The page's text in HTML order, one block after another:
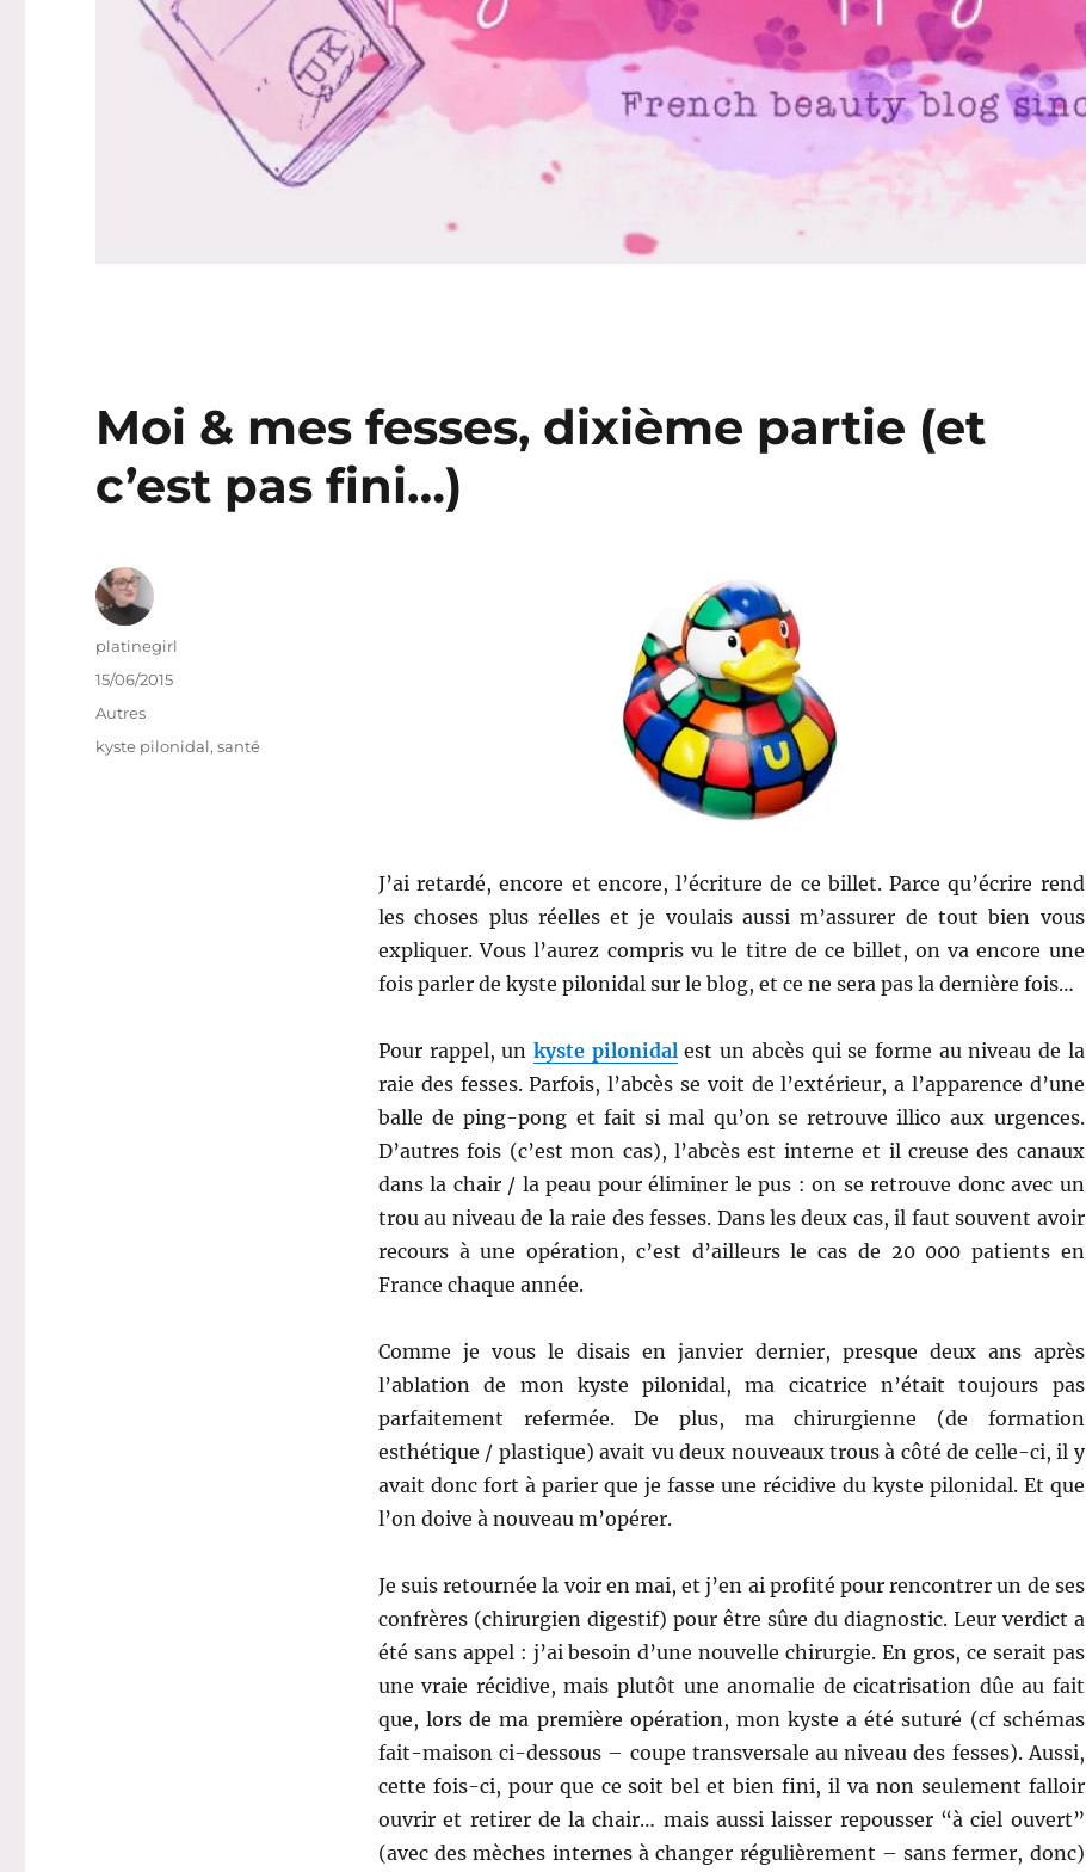
Moi & mes fesses, dixième partie (et
c’est pas fini…)
J’ai retardé, encore et encore, l’écriture de ce billet. Parce qu’écrire rend
les choses plus réelles et je voulais aussi m’assurer de tout bien vous
expliquer. Vous l’aurez compris vu le titre de ce billet, on va encore une
fois parler de kyste pilonidal sur le blog, et ce ne sera pas la dernière fois…
Pour rappel, unkyste pilonidal est un abcès qui se forme au niveau de la
raie des fesses. Parfois, l’abcès se voit de l’extérieur, a l’apparence d’une
balle de ping-pong et fait si mal qu’on se retrouve illico aux urgences.
D’autres fois (c’est mon cas), l’abcès est interne et il creuse des canaux
dans la chair / la peau pour éliminer le pus : on se retrouve donc avec un
trou au niveau de la raie des fesses. Dans les deux cas, il faut souvent avoir
recours à une opération, c’est d’ailleurs le cas de 20 000 patients en
France chaque année.
Comme je vous le disais en janvier dernier, presque deux ans après
l’ablation de mon kyste pilonidal, ma cicatrice n’était toujours pas
parfaitement refermée. De plus, ma chirurgienne (de formation
esthétique / plastique) avait vu deux nouveaux trous à côté de celle-ci, il y
avait donc fort à parier que je fasse une récidive du kyste pilonidal. Et que
l’on doive à nouveau m’opérer.
Je suis retournée la voir en mai, et j’en ai profité pour rencontrer un de ses
confrères (chirurgien digestif) pour être sûre du diagnostic. Leur verdict a
été sans appel : j’ai besoin d’une nouvelle chirurgie. En gros, ce serait pas
une vraie récidive, mais plutôt une anomalie de cicatrisation dûe au fait
que, lors de ma première opération, mon kyste a été suturé (cf schémas
fait-maison ci-dessous – coupe transversale au niveau des fesses). Aussi,
cette fois-ci, pour que ce soit bel et bien fini, il va non seulement falloir
ouvrir et retirer de la chair… mais aussi laisser repousser “à ciel ouvert”
(avec des mèches internes à changer régulièrement – sans fermer, donc)
Auteur
platinegirl
Publié
15/06/2015
Catégories
Autres
Étiquettes
kyste pilonidal,santé